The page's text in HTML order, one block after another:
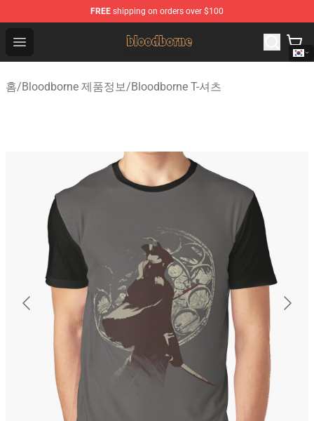
FREE shipping on orders over $100
Open menu
Bloodborne Shop - Official Bloodborne Merchandise
홈/Bloodborne 제품정보/Bloodborne T-셔츠